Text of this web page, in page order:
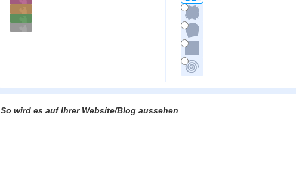
So wird es auf Ihrer Website/Blog aussehen